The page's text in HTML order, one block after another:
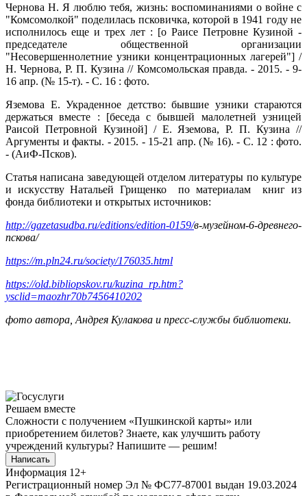
Чернова Н. Я люблю тебя, жизнь: воспоминаниями о войне с
"Комсомолкой" поделилась псковичка, которой в 1941 году не
исполнилось еще и трех лет : [о Раисе Петровне Кузиной -
председателе общественной организации
"Несовершеннолетние узники концентрационных лагерей"] /
Н. Чернова, Р. П. Кузина // Комсомольская правда. - 2015. - 9-
16 апр. (№ 15-т). - С. 16 : фото.
Яземова Е. Украденное детство: бывшие узники стараются
держаться вместе : [беседа с бывшей малолетней узницей
Раисой Петровной Кузиной] / Е. Яземова, Р. П. Кузина //
Аргументы и факты. - 2015. - 15-21 апр. (№ 16). - С. 12 : фото.
- (АиФ-Псков).
Статья написана заведующей отделом литературы по культуре
и искусству Натальей Грищенко по материалам книг из
фонда библиотеки и открытых источников:
http://gazetasudba.ru/editions/edition-0159/в-музейном-6-древнего-
пскова/
https://m.pln24.ru/society/176035.html
https://old.bibliopskov.ru/kuzina_rp.htm?
ysclid=maozhr70b7456410202
фото автора, Андрея Кулакова и пресс-службы библиотеки.
Решаем вместе
Сложности с получением «Пушкинской карты» или
приобретением билетов? Знаете, как улучшить работу
учреждений культуры? Напишите — решим!
Написать
Информация 12+
Регистрационный номер Эл № ФС77-87001 выдан 19.03.2024